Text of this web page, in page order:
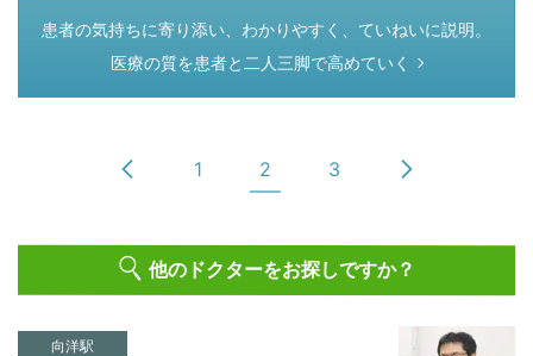
つぎのページ
患者の気持ちに寄り添い、わかりやすく、ていねいに説明。
医療の質を患者と二人三脚で高めていく
1 2 3
他のドクターをお探しですか？
向洋駅